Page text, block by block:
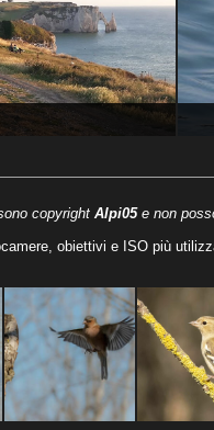
copyright Alpi05e non
obiettivi e ISO più